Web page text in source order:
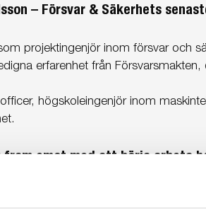
– Försvar & Säkerhets
projektingenjör inom försvar och
erfarenhet från
högskoleingenjör inom
fram emot med att börja arbeta
projekt och kunder för att hitta en
på Svekon.